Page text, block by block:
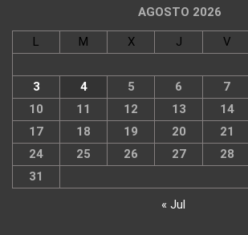
AGOSTO 2026
L M X J V
3
4 5 6 7
10
11 12 13 14
17
18 19 20 21
24
25 26 27 28
31
« Jul